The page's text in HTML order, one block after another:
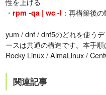
・ rpm -qa | wc -l ：再構築後
yum / dnf / dnf5のどれを使う
ースは共通の構造です。本手
Rocky Linux / AlmaLinux /
関連記事